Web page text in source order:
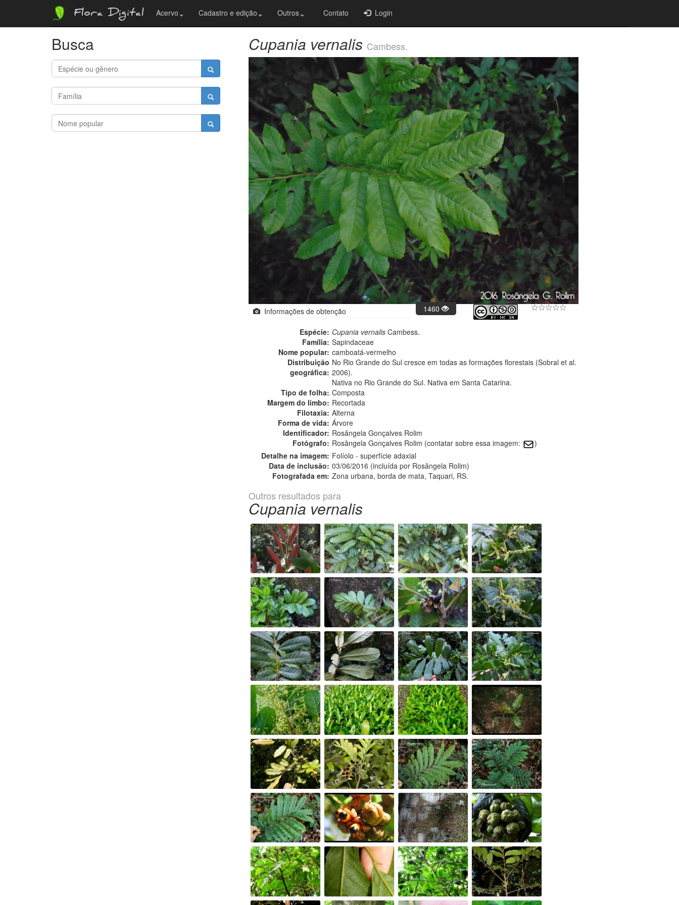
Flora Digital Acervo Cadastro e edição Outros Contato Login
Busca Cupania vernalis Cambess.
Informações de obtenção 1460
Espécie: Cupania vernalis Cambess.
Família: Sapindaceae
Nome popular: camboatá-vermelho
Distribuição
geográfica:
No Rio Grande do Sul cresce em todas as formações florestais (Sobral et al.
2006).
Nativa no Rio Grande do Sul. Nativa em Santa Catarina.
Tipo de folha: Composta
Margem do limbo: Recortada
Filotaxia: Alterna
Forma de vida: Árvore
Identificador: Rosângela Gonçalves Rolim
Fotógrafo: Rosângela Gonçalves Rolim (contatar sobre essa imagem:
)
Detalhe na imagem: Folíolo - superfície adaxial
Data de inclusão: 03/06/2016 (incluída por Rosângela Rolim)
Fotografada em: Zona urbana, borda de mata, Taquari, RS.
Outros resultados para
Cupania vernalis